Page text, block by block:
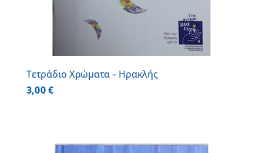
Τετράδιο Χρώματα – Ηρακλής
3,00€